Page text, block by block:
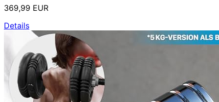
369,99 EUR
Details